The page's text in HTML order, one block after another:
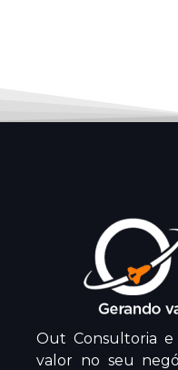
Out Consultoria e
valor no seu